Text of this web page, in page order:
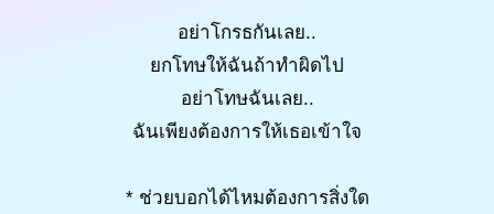
อย่าโกรธกันเลย..
ยกโทษให้ฉันถ้าทำผิดไป
อย่าโทษฉันเลย..
ฉันเพียงต้องการให้เธอเข้าใจ
* ช่วยบอกได้ไหมต้องการสิ่งใด